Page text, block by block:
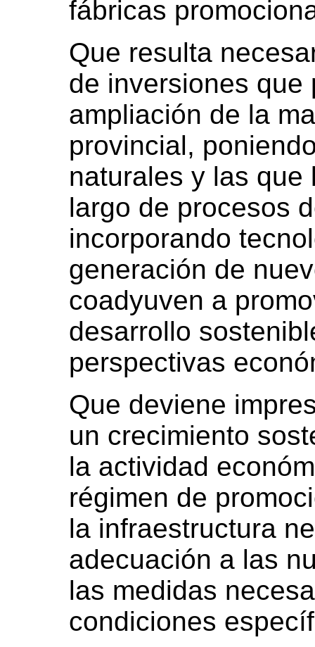
fábricas
Que resulta
de inversiones que
ampliación de la
provincial,
naturales y las que
largo de procesos
incorporando
generación de
coadyuven a
desarrollo
perspectivas
Que deviene
un crecimiento
la actividad
régimen de
la infraestructura
adecuación a las
las medidas
condiciones